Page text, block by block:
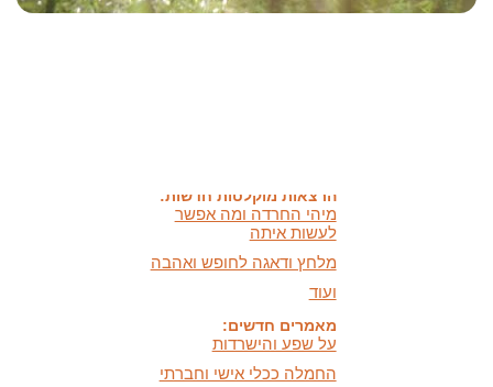
האמונה שלי:
לעשות איתה
מלחץ ודאגה לחופש ואהבה
ועוד
מאמרים חדשים:
החמלה ככלי אישי וחברתי
חושך ואור,